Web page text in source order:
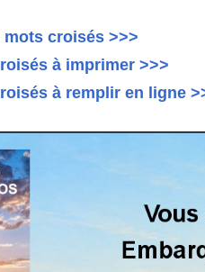
croisés >>>
à imprimer >>>
à remplir en ligne